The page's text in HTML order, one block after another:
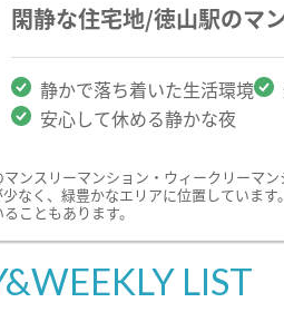
閑静な住宅地/徳山駅のマ
静かで落ち着いた生活環境
安心して休める静かな夜
ンスリーマンション・ウィークリーマ
なく、緑豊かなエリアに位置していま
こともあります。
LIST